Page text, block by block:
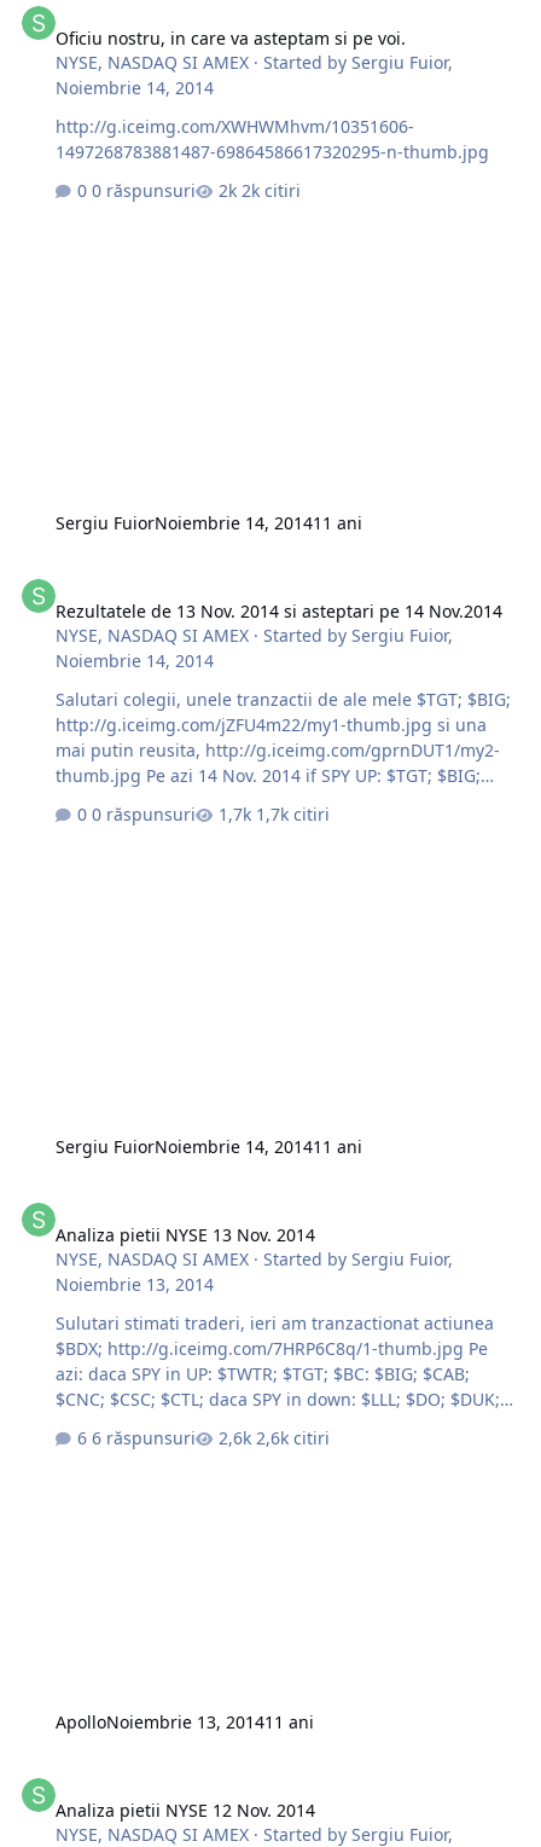
Oficiu nostru, in care va asteptam si pe voi.
NYSE, NASDAQ SI AMEX · Started bySergiu Fuior,
Noiembrie 14, 2014
http://g.iceimg.com/XWHWMhvm/10351606-
1497268783881487-69864586617320295-n-thumb.jpg
0 răspunsuri
2k citiri
Sergiu FuiorNoiembrie 14, 201411 ani
Rezultatele de 13 Nov. 2014 si asteptari pe 14 Nov.2014
NYSE, NASDAQ SI AMEX · Started bySergiu Fuior,
Noiembrie 14, 2014
Salutari colegii, unele tranzactii de ale mele $TGT; $BIG;
http://g.iceimg.com/jZFU4m22/my1-thumb.jpg si una
mai putin reusita, http://g.iceimg.com/gprnDUT1/my2-
thumb.jpg Pe azi 14 Nov. 2014 if SPY UP: $TGT; $BIG;
$DK; $DYN; $EXC; Sa aveti o si reusita, succese !!!
0 răspunsuri 1,7k citiri
Sergiu FuiorNoiembrie 14, 201411 ani
Analiza pietii NYSE 13 Nov. 2014
NYSE, NASDAQ SI AMEX · Started bySergiu Fuior,
Noiembrie 13, 2014
Sulutari stimati traderi, ieri am tranzactionat actiunea
$BDX; http://g.iceimg.com/7HRP6C8q/1-thumb.jpg Pe
azi: daca SPY in UP: $TWTR; $TGT; $BC: $BIG; $CAB;
$CNC; $CSC; $CTL; daca SPY in down: $LLL; $DO; $DUK;
6 răspunsuri 2,6k citiri
ApolloNoiembrie 13, 201411 ani
Analiza pietii NYSE 12 Nov. 2014
NYSE, NASDAQ SI AMEX · Started bySergiu Fuior,